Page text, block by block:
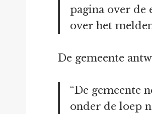
pagina over de
over het
De gemeente
“De gemeente
onder de loep